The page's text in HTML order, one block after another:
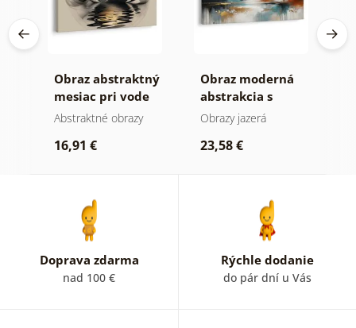
Obraz abstraktný
mesiac pri vode
Abstraktné obrazy
16,91 €
Obraz moderná
abstrakcia s
prírodou
Obrazy jazerá
23,58 €
Doprava zdarma
nad 100 €
Rýchle dodanie
do pár dní u Vás